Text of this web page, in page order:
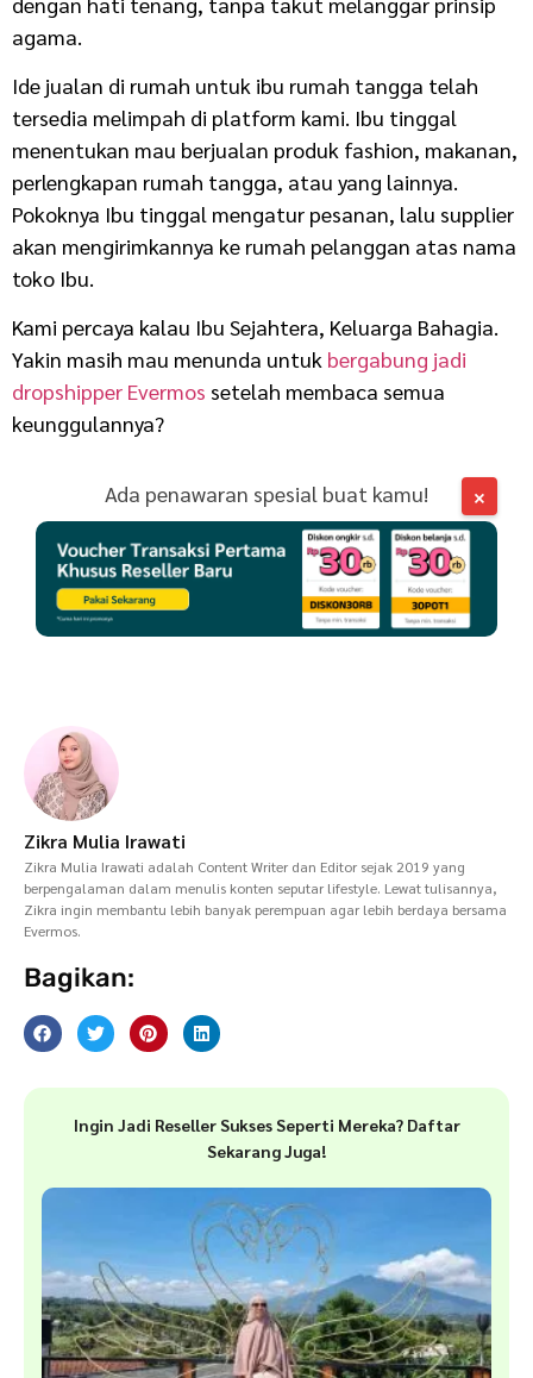
agama.
Ide jualan di rumah untuk ibu rumah tangga telah
tersedia melimpah di platform kami. Ibu tinggal
menentukan mau berjualan produk fashion, makanan,
perlengkapan rumah tangga, atau yang lainnya.
Pokoknya Ibu tinggal mengatur pesanan, lalu supplier
akan mengirimkannya ke rumah pelanggan atas nama
toko Ibu.
Kami percaya kalau Ibu Sejahtera, Keluarga Bahagia.
Yakin masih mau menunda untuk bergabung jadi
dropshipper Evermos setelah membaca semua
keunggulannya?
×
Ada penawaran spesial buat kamu!
Zikra Mulia Irawati
Zikra Mulia Irawati adalah Content Writer dan Editor sejak 2019 yang
berpengalaman dalam menulis konten seputar lifestyle. Lewat tulisannya,
Zikra ingin membantu lebih banyak perempuan agar lebih berdaya bersama
Evermos.
Bagikan:
Ingin Jadi Reseller Sukses Seperti Mereka? Daftar
Sekarang Juga!